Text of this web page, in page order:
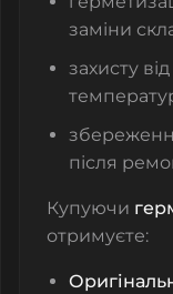
заміни
захисту
після
Купуючи
отримуєте: